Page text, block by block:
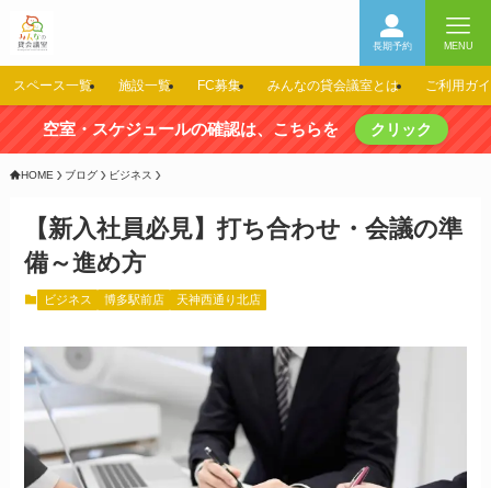
長期予約 MENU
スペース一覧 施設一覧 FC募集 みんなの貸会議室とは ご利用ガ
空室・スケジュールの確認は、こちらを クリック
HOME ブログ ビジネス
【新入社員必見】打ち合わせ・会議の準
備～進め方
ビジネス 博多駅前店 天神西通り北店